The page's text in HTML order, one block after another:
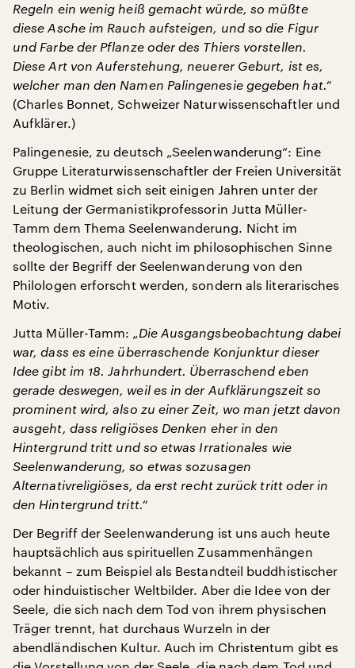
Regeln ein wenig heiß gemacht würde, so müßte
diese Asche im Rauch aufsteigen, und so die Figur
und Farbe der Pflanze oder des Thiers vorstellen.
Diese Art von Auferstehung, neuerer Geburt, ist es,
welcher man den Namen Palingenesie gegeben hat.“
(Charles Bonnet, Schweizer Naturwissenschaftler und
Aufklärer.)
Palingenesie, zu deutsch „Seelenwanderung“: Eine
Gruppe Literaturwissenschaftler der Freien Universität
zu Berlin widmet sich seit einigen Jahren unter der
Leitung der Germanistikprofessorin Jutta Müller-
Tamm dem Thema Seelenwanderung. Nicht im
theologischen, auch nicht im philosophischen Sinne
sollte der Begriff der Seelenwanderung von den
Philologen erforscht werden, sondern als literarisches
Motiv.
Jutta Müller-Tamm: „Die Ausgangsbeobachtung dabei
war, dass es eine überraschende Konjunktur dieser
Idee gibt im 18. Jahrhundert. Überraschend eben
gerade deswegen, weil es in der Aufklärungszeit so
prominent wird, also zu einer Zeit, wo man jetzt davon
ausgeht, dass religiöses Denken eher in den
Hintergrund tritt und so etwas Irrationales wie
Seelenwanderung, so etwas sozusagen
Alternativreligiöses, da erst recht zurück tritt oder in
den Hintergrund tritt.“
Der Begriff der Seelenwanderung ist uns auch heute
hauptsächlich aus spirituellen Zusammenhängen
bekannt – zum Beispiel als Bestandteil buddhistischer
oder hinduistischer Weltbilder. Aber die Idee von der
Seele, die sich nach dem Tod von ihrem physischen
Träger trennt, hat durchaus Wurzeln in der
abendländischen Kultur. Auch im Christentum gibt es